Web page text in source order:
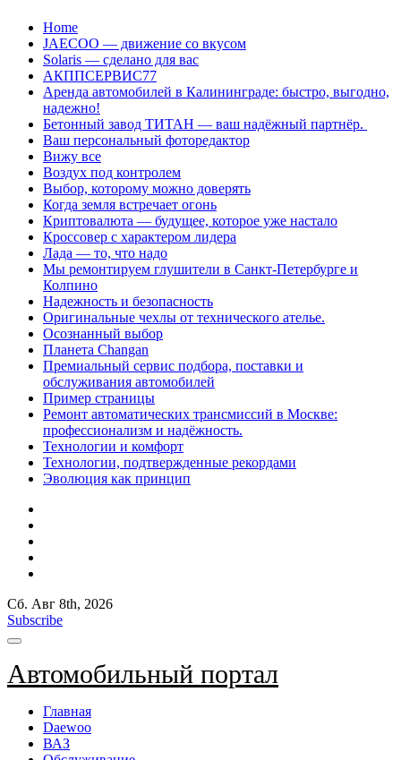
Перейти
содержанию
Home
JAECOO — движение со вкусом
Solaris — сделано для вас
АКППСЕРВИС77
Аренда автомобилей в Калининграде: быстро, выгодно,
надежно!
Бетонный завод ТИТАН — ваш надёжный партнёр.
Ваш персональный фоторедактор
Вижу все
Воздух под контролем
Выбор, которому можно доверять
Когда земля встречает огонь
Криптовалюта — будущее, которое уже настало
Кроссовер с характером лидера
Лада — то, что надо
Мы ремонтируем глушители в Санкт-Петербурге и
Колпино
Надежность и безопасность
Оригинальные чехлы от технического ателье.
Осознанный выбор
Планета Changan
Премиальный сервис подбора, поставки и
обслуживания автомобилей
Пример страницы
Ремонт автоматических трансмиссий в Москве:
профессионализм и надёжность.
Технологии и комфорт
Технологии, подтвержденные рекордами
Эволюция как принцип
Сб. Авг 8th, 2026
Subscribe
Автомобильный портал
Главная
Daewoo
ВАЗ